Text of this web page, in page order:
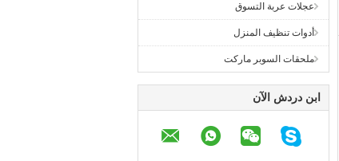
عجلات عربة التسوق
أدوات تنظيف المنزل
ملحقات السوبر ماركت
ابن دردش الآن